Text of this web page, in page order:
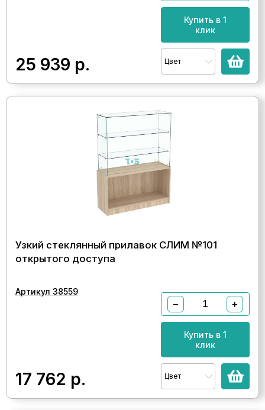
25 939 р.
Купить в 1
клик
Цвет
Узкий стеклянный прилавок СЛИМ №101
открытого доступа
Артикул 38559
17 762 р.
− +
Купить в 1
клик
Цвет